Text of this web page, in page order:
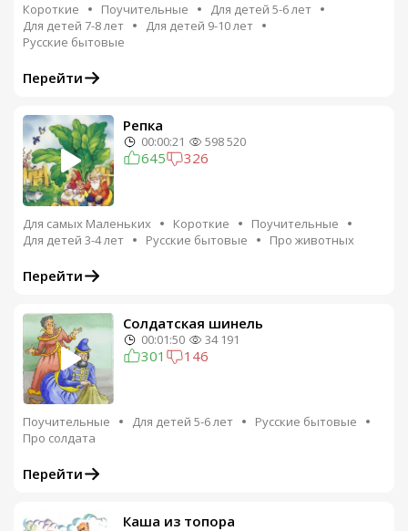
Короткие Поучительные
Для детей 5-6 лет
Для детей 7-8 лет
Для детей 9-10 лет
Русские бытовые
Перейти
Репка
00:00:21 598 520
645 326
Для самых Маленьких Короткие
Поучительные
Для детей 3-4 лет
Русские бытовые Про животных
Перейти
Солдатская шинель
00:01:50 34 191
301 146
Поучительные Для детей 5-6 лет
Русские бытовые
Про солдата
Перейти
Каша из топора